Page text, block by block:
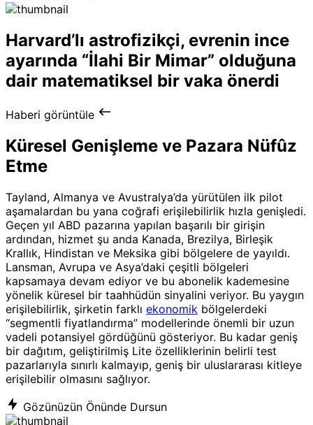
Harvard’lı astrofizikçi, evrenin ince
ayarında “İlahi Bir Mimar” olduğuna
dair matematiksel bir vaka önerdi
Haberi görüntüle
Küresel Genişleme ve Pazara Nüfûz
Etme
Tayland, Almanya ve Avustralya’da yürütülen ilk pilot
aşamalardan bu yana coğrafi erişilebilirlik hızla genişledi.
Geçen yıl ABD pazarına yapılan başarılı bir girişin
ardından, hizmet şu anda Kanada, Brezilya, Birleşik
Krallık, Hindistan ve Meksika gibi bölgelere de yayıldı.
Lansman, Avrupa ve Asya’daki çeşitli bölgeleri
kapsamaya devam ediyor ve bu abonelik kademesine
yönelik küresel bir taahhüdün sinyalini veriyor. Bu yaygın
erişilebilirlik, şirketin farklı ekonomik bölgelerdeki
“segmentli fiyatlandırma” modellerinde önemli bir uzun
vadeli potansiyel gördüğünü gösteriyor. Bu kadar geniş
bir dağıtım, geliştirilmiş Lite özelliklerinin belirli test
pazarlarıyla sınırlı kalmayıp, geniş bir uluslararası kitleye
erişilebilir olmasını sağlıyor.
Gözünüzün Önünde Dursun